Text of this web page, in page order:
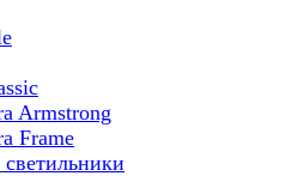
Armstrong
Frame